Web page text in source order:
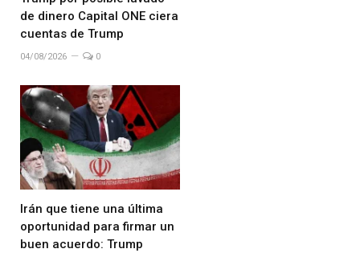
de dinero Capital ONE ciera
cuentas de Trump
04/08/2026 0
Irán que tiene una última
oportunidad para firmar un
buen acuerdo: Trump